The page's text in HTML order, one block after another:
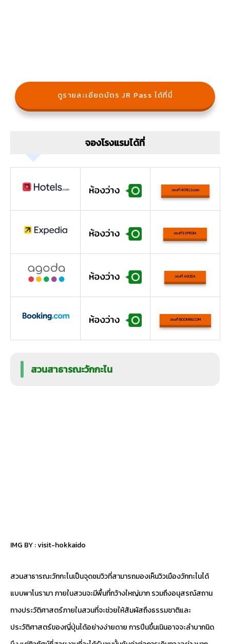
ดูรายละเอียดบัตร JR Pass ได้ที่นี่
จองโรงแรมได้ที่
จองที่ HOTELS.com
จองที่ EXPEDIA
จองที่ AGODA
จองที่ BOOKING.COM
สวนสาธารณะวักกะไน
IMG BY :visit-hokkaido
สวนสาธารณะวักกะไนเป็นจุดชมวิวที่สามารถมองเห็นวิวเมืองวักกะไนได้
แบบพาโนรามา ภายในสวนจะมีพื้นที่กว้างใหญ่มาก รวมถึงอนุสรณ์สถาน
ทางประวัติศาสตร์ภายในสวนที่จะช่วยให้สัมผัสถึงธรรมชาติและ
ประวัติศาสตร์ของญี่ปุ่นได้อย่างง่ายดาย การปีนขึ้นเนินอาจจะลำบากนิด